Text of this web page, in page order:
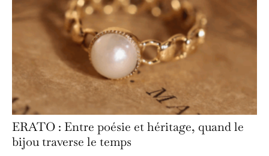
ERATO : Entre poésie et héritage, quand le
bijou traverse le temps